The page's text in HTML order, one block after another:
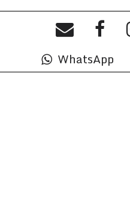
Distância do Mar, Útil:
WhatsApp